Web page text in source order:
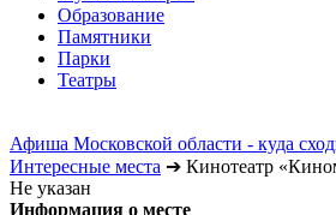
Образование
Памятники
Парки
Театры
Афиша Московской области - куда
Интересные места ➔ Кинотеатр
Не указан
Информация о месте